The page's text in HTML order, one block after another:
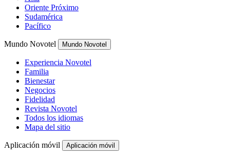
Oriente Próximo
Sudamérica
Pacífico
Mundo Novotel Mundo Novotel
Experiencia Novotel
Familia
Bienestar
Negocios
Fidelidad
Revista Novotel
Todos los idiomas
Mapa del sitio
Aplicación móvil Aplicación móvil